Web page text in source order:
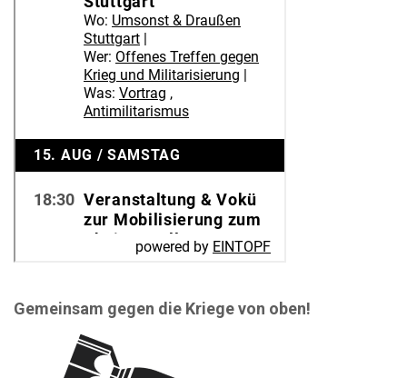
Gemeinsam gegen die Kriege von oben!